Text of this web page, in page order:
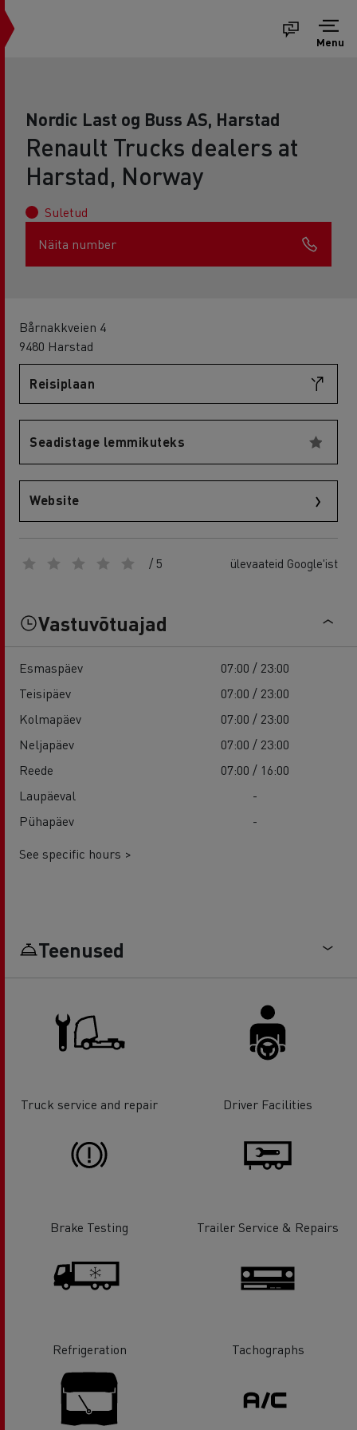
Menu
Nordic Last og Buss AS, Harstad
Renault Trucks dealers at
Harstad, Norway
Suletud
Näita number
Bårnakkveien 4
9480 Harstad
Reisiplaan
Seadistage lemmikuteks
Website
/ 5 ülevaateid Google'ist
Vastuvõtuajad
Esmaspäev
07:00 / 23:00
Teisipäev
07:00 / 23:00
Kolmapäev
07:00 / 23:00
Neljapäev
07:00 / 23:00
Reede
07:00 / 16:00
Laupäeval
-
Pühapäev
-
See specific hours >
Teenused
Truck service and repair Driver Facilities
Brake Testing Trailer Service & Repairs
Refrigeration Tachographs